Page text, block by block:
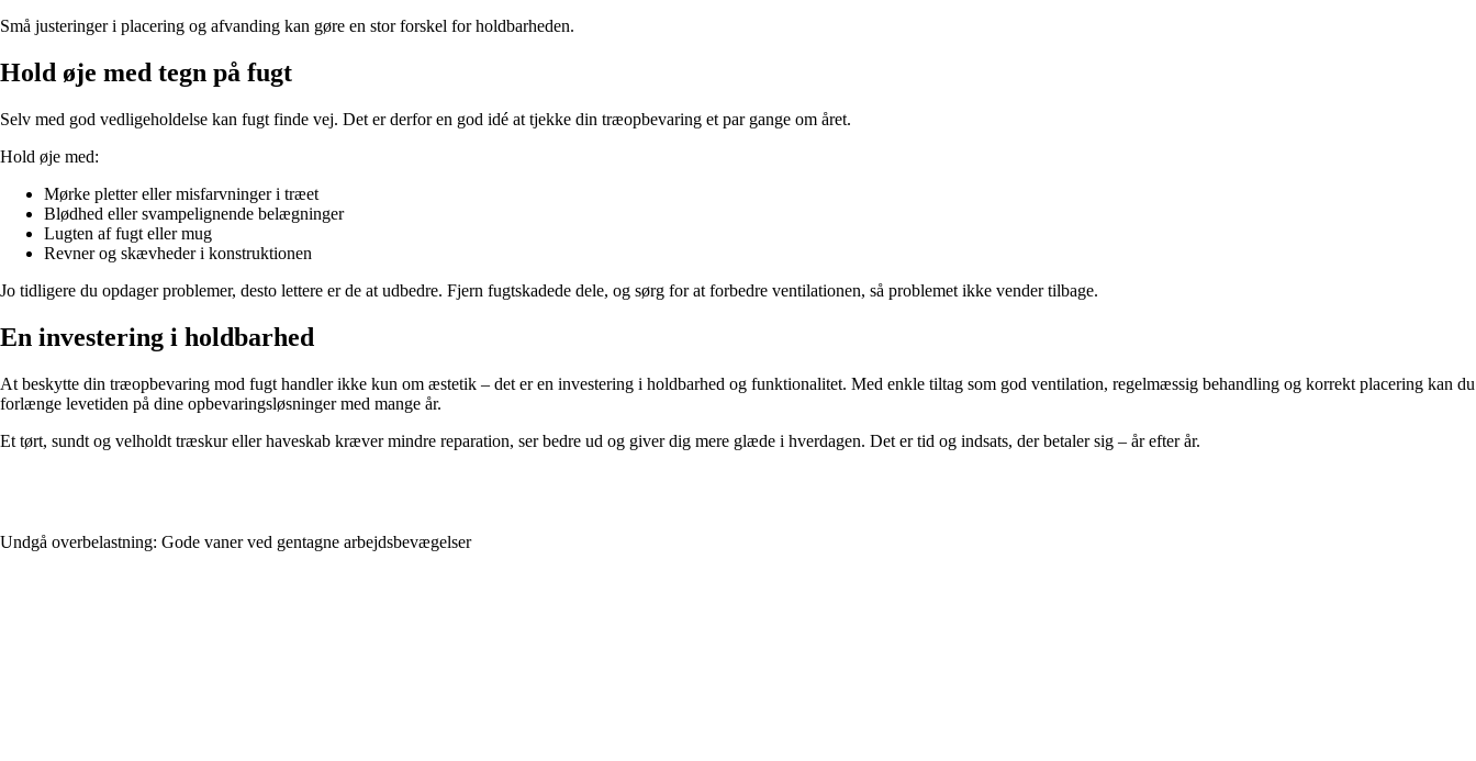
Små justeringer i placering og afvanding kan gøre en stor forskel for holdbarheden.
Hold øje med tegn på fugt
Selv med god vedligeholdelse kan fugt finde vej. Det er derfor en god idé at tjekke din træopbevaring et par gange om året.
Hold øje med:
Mørke pletter eller misfarvninger i træet
Blødhed eller svampelignende belægninger
Lugten af fugt eller mug
Revner og skævheder i konstruktionen
Jo tidligere du opdager problemer, desto lettere er de at udbedre. Fjern fugtskadede dele, og sørg for at forbedre ventilationen, så problemet ikke vender tilbage.
En investering i holdbarhed
At beskytte din træopbevaring mod fugt handler ikke kun om æstetik – det er en investering i holdbarhed og funktionalitet. Med enkle tiltag som god ventilation, regelmæssig behandling og korrekt placering kan du
forlænge levetiden på dine opbevaringsløsninger med mange år.
Et tørt, sundt og velholdt træskur eller haveskab kræver mindre reparation, ser bedre ud og giver dig mere glæde i hverdagen. Det er tid og indsats, der betaler sig – år efter år.
Undgå overbelastning: Gode vaner ved gentagne arbejdsbevægelser